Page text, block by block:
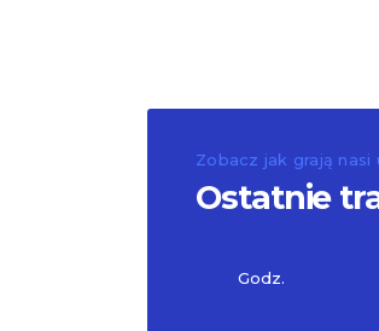
Zobacz jak grają nasi
Ostatnie
Godz.